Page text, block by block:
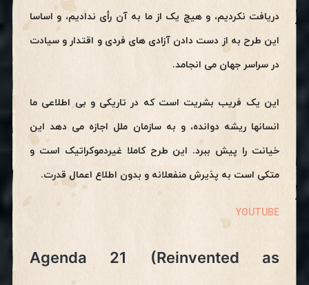
دریافت نکردیم، و هیچ یک از ما به آن رأی ندادیم، و اساسا
این طرح به از دست دادن آزادی های فردی و اقتدار و سیادت
در سراسر جهان می انجامد.
این یک فریب بشریت است که در تاریکی و بی اطلاعی ما
انسانها ریشه دوانده، و به سازمان ملل اجازه می دهد این
خیانت را پیش ببرد. این طرح کاملا غیردموکراتیک است و
متکی است به پذیرش منفعلانه و بدون اطلاع اعمال قدرت.
YOUTUBE
Agenda 21 (Reinvented as